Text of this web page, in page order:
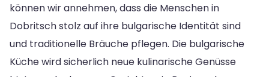
können wir annehmen, dass die Menschen in
Dobritsch stolz auf ihre bulgarische Identität sind
und traditionelle Bräuche pflegen. Die bulgarische
Küche wird sicherlich neue kulinarische Genüsse